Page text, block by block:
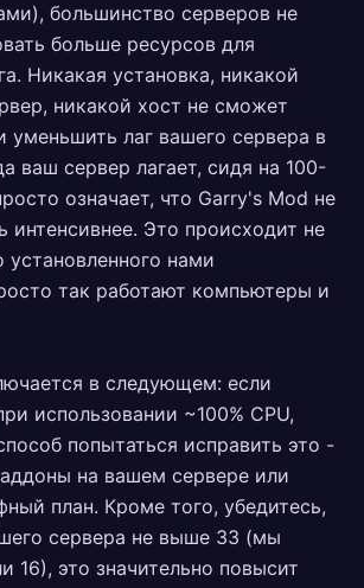
большинство серверов не
больше ресурсов для
Никакая установка, никакой
никакой хост не сможет
уменьшить лаг вашего сервера в
ваш сервер лагает, сидя на 100-
означает, что Garry's Mod не
интенсивнее. Это происходит не
установленного нами
так работают компьютеры и
в следующем: если
использовании ~100% CPU,
попытаться исправить это -
на вашем сервере или
план. Кроме того, убедитесь,
сервера не выше 33 (мы
16), это значительно повысит